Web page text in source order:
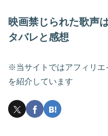
映画禁じられた歌声
タバレと感想
※当サイトではアフィリエ
を紹介しています